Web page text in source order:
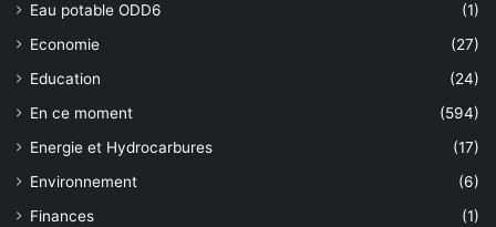
Eau potable ODD6
(1)
Economie
(27)
Education
(24)
En ce moment
(594)
Energie et Hydrocarbures
(17)
Environnement
(6)
Finances
(1)